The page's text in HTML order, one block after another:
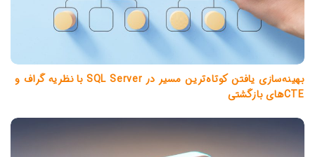
بهینه‌سازی یافتن کوتاه‌ترین مسیر در SQL Server با نظریه گراف و
CTEهای بازگشتی